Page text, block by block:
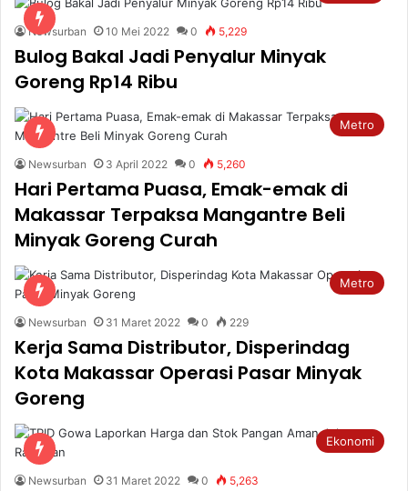
Newsurban 10 Mei 2022 0 5,229
Bulog Bakal Jadi Penyalur Minyak
Goreng Rp14 Ribu
Metro
Newsurban 3 April 2022 0 5,260
Hari Pertama Puasa, Emak-emak di
Makassar Terpaksa Mangantre Beli
Minyak Goreng Curah
Metro
Newsurban 31 Maret 2022 0 229
Kerja Sama Distributor, Disperindag
Kota Makassar Operasi Pasar Minyak
Goreng
Ekonomi
Newsurban 31 Maret 2022 0 5,263